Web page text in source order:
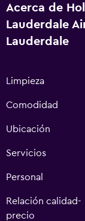
Acerca de
Lauderdale
Lauderdale
Limpieza
Comodidad
Ubicación
Servicios
Personal
Relación calidad-
precio